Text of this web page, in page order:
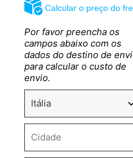
Calcular o preço do
Por favor preencha os
campos abaixo com os
dados do destino de
para calcular o custo de
envio.